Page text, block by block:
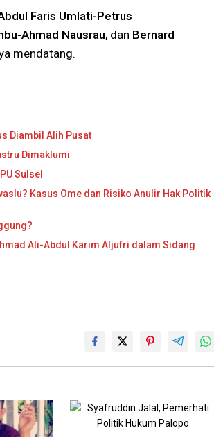
Faris Umlati-Petrus
Ahmad Nausrau, dan Bernard
mendatang.
Diambil Alih Pusat
Dimaklumi
Sulsel
Kasus Ome dan Risiko Anulir Hak Politik
Ali-Abdul Karim Aljufri dalam Sidang